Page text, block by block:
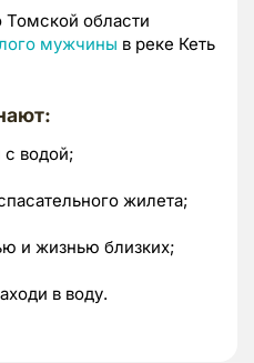
области
мужчины в реке Кеть
водой;
жилета;
и жизнью близких;
в воду.